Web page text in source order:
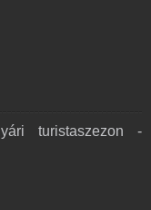
turistaszezon -